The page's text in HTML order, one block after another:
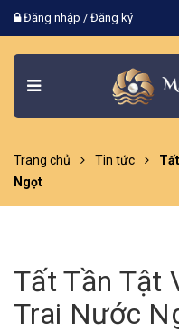
Đăng nhập / Đăng ký
Trang chủ Tin tức
Ngọt
Tất Tần Tật
Trai Nước